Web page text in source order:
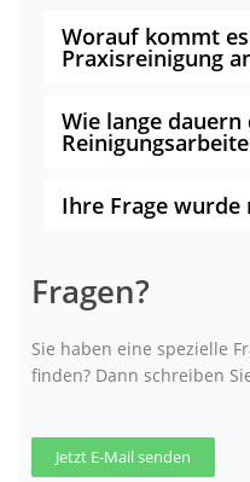
Worauf kommt
Praxisreinigung
Wie lange dauern
Ihre Frage
Fragen?
Sie haben eine spezielle
finden? Dann schreiben
Jetzt E-Mail senden